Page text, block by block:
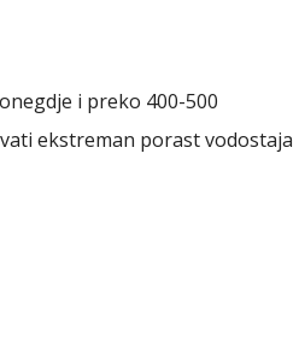
i preko 400-500
ekstreman porast vodostaja